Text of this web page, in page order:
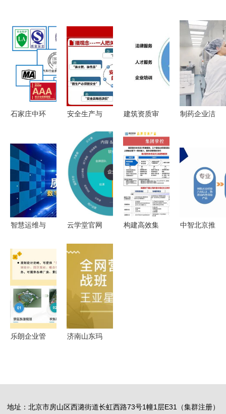
石家庄中环
询 助企业
扬帆起航的
参谋者
安全生产与
企业干部管
理培训的关
键路径
建筑资质审
期详解
制药企业洁
统性管理方
案
智慧运维与
从卫星总装
到城市治理
——上海市
企业质量管
理数字化转
型十佳案例
云学堂官网
级，以内容
生态为核心
构建企业服
务新蓝图
构建高效集
中智北京推
乐朗企业管
济南山东玛
业卓越成长
地址：北京市房山区西潞街道长虹西路73号1幢1层E31（集群注册）